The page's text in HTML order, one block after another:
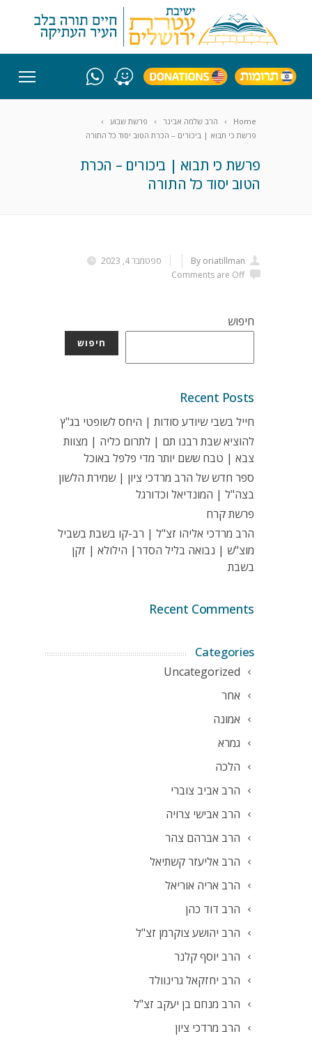
Home הרב שלמה אבינר
פרשת שבוע
פרשת כי תבוא | ביכורים – הכרת הטוב יסוד כל התורה
פרשת כי תבוא | ביכורים – הכרת
הטוב יסוד כל התורה
ספטמבר 4, 2023
By oriatillman
Comments are Off
חיפוש
חיפוש
Recent Posts
חייל בשבי שיודע סודות | היחס לשופטי בג"ץ
להוציא שבת רבנו תם | לתרום כליה | מצוות
צבא | טבח ששם יותר מדי פלפל באוכל
ספר חדש של הרב מרדכי ציון | שמירת הלשון
בצה"ל | המונדיאל וכדורגל
פרשת קרח
הרב מרדכי אליהו זצ"ל | רב-קו בשבת בשביל
מוצ"ש | נבואה בליל הסדר| הילולא | זקן
בשבת
Recent Comments
Categories
Uncategorized
אחר
אמונה
גמרא
הלכה
הרב אביב צוברי
הרב אבישי צרויה
הרב אברהם צהר
הרב אליעזר קשתיאל
הרב אריה אוריאל
הרב דוד כהן
הרב יהושע צוקרמן זצ"ל
הרב יוסף קלנר
הרב יחזקאל גרינוולד
הרב מנחם בן יעקב זצ"ל
הרב מרדכי ציון